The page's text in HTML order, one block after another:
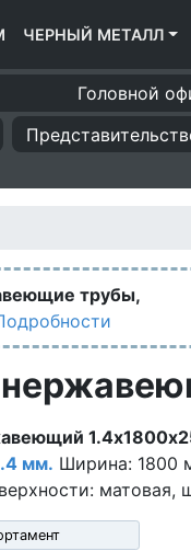
ЧЕРНЫЙ МЕТАЛЛ
Головной
трубы,
мм. Ширина: 1800
матовая,